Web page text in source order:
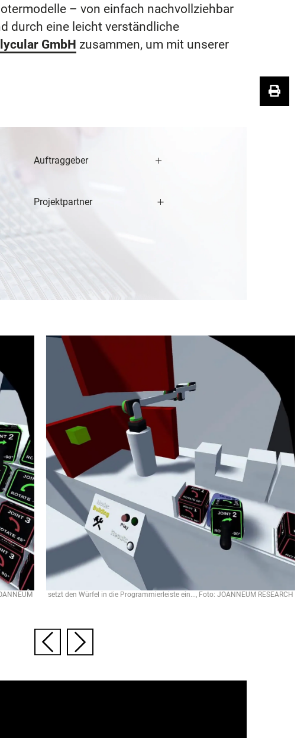
– von einfach nachvollziehbar
durch eine leicht verständliche
GmbH zusammen, um mit unserer
Auftraggeber
Projektpartner
setzt den Würfel in die Programmierleiste ein..., Foto: JOANNEUM RESEARCH